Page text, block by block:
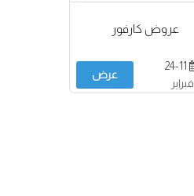
عروض كارفور
24-11
فبراير
عرض